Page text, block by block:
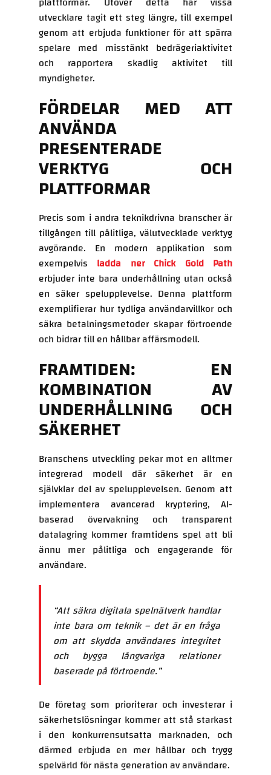
utvecklare tagit ett steg längre, till exempel
genom att erbjuda funktioner för att spärra
spelare med misstänkt bedrägeriaktivitet
och rapportera skadlig aktivitet till
myndigheter.
FÖRDELAR MED ATT
ANVÄNDA
PRESENTERADE
VERKTYG OCH
PLATTFORMAR
Precis som i andra teknikdrivna branscher är
tillgången till pålitliga, välutvecklade verktyg
avgörande. En modern applikation som
exempelvis ladda ner Chick Gold Path
erbjuder inte bara underhållning utan också
en säker spelupplevelse. Denna plattform
exemplifierar hur tydliga användarvillkor och
säkra betalningsmetoder skapar förtroende
och bidrar till en hållbar affärsmodell.
FRAMTIDEN: EN
KOMBINATION AV
UNDERHÅLLNING OCH
SÄKERHET
Branschens utveckling pekar mot en alltmer
integrerad modell där säkerhet är en
självklar del av spelupplevelsen. Genom att
implementera avancerad kryptering, AI-
baserad övervakning och transparent
datalagring kommer framtidens spel att bli
ännu mer pålitliga och engagerande för
användare.
“Att säkra digitala spelnätverk handlar
inte bara om teknik – det är en fråga
om att skydda användares integritet
och bygga långvariga relationer
baserade på förtroende.”
De företag som prioriterar och investerar i
säkerhetslösningar kommer att stå starkast
i den konkurrensutsatta marknaden, och
därmed erbjuda en mer hållbar och trygg
spelvärld för nästa generation av användare.